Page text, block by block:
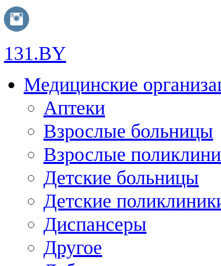
131.BY
Медицинские
Аптеки
Взрослые больницы
Взрослые
Детские больницы
Детские
Диспансеры
Другое